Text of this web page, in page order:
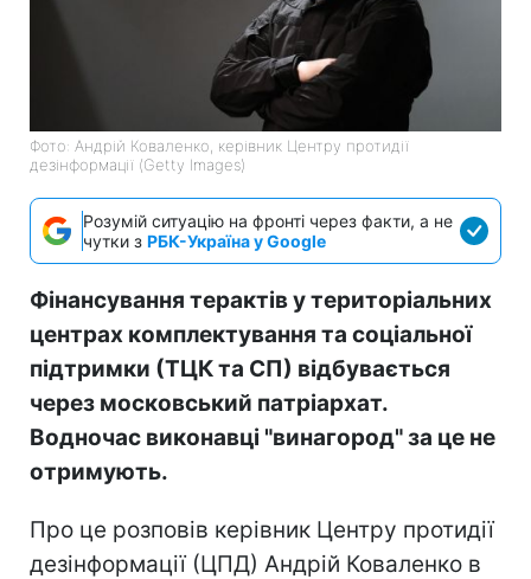
Фото: Андрій Коваленко, керівник Центру протидії
дезінформації (Getty Images)
Розумій ситуацію на фронті через факти, а не
чутки з РБК-Україна у Google
Фінансування терактів у територіальних
центрах комплектування та соціальної
підтримки (ТЦК та СП) відбувається
через московський патріархат.
Водночас виконавці "винагород" за це не
отримують.
Про це розповів керівник Центру протидії
дезінформації (ЦПД) Андрій Коваленко в